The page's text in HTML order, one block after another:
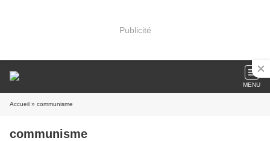
Publicité
MENU
Accueil » communisme
communisme